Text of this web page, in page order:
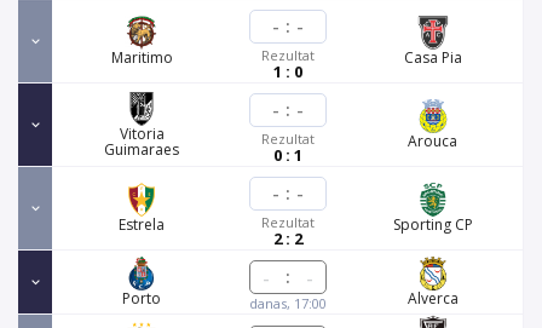
Maritimo
- : -
Rezultat
1 : 0
Casa Pia
Vitoria
Guimaraes
- : -
Rezultat
0 : 1
Arouca
Estrela
- : -
Rezultat
2 : 2
Sporting CP
Porto
:
danas, 17:00 Alverca